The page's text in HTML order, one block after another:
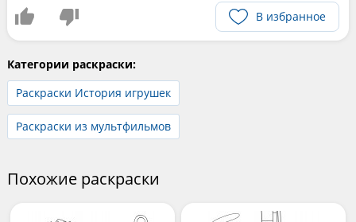
В избранное
Категории раскраски:
Раскраски История игрушек
Раскраски из мультфильмов
Похожие раскраски